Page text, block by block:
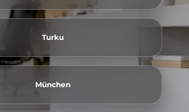
Turku
München